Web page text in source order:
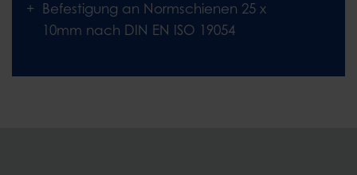
Befestigung an Normschienen 25 x
10mm nach DIN EN ISO 19054